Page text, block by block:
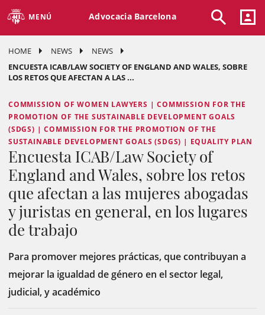
MENÚ Advocacia Barcelona
HOME NEWS
NEWS
ENCUESTA ICAB/LAW SOCIETY OF ENGLAND AND WALES, SOBRE
LOS RETOS QUE AFECTAN A LAS ...
COMMISSION OF WOMEN LAWYERS | COMMISSION FOR THE
PROMOTION OF THE SUSTAINABLE DEVELOPMENT GOALS
(SDGS) | COMMISSION FOR THE PROMOTION OF THE
SUSTAINABLE DEVELOPMENT GOALS (SDGS) | EQUALITY PLAN
Encuesta ICAB/Law Society of
England and Wales, sobre los retos
que afectan a las mujeres abogadas
y juristas en general, en los lugares
de trabajo
Para promover mejores prácticas, que contribuyan a
mejorar la igualdad de género en el sector legal,
judicial, y académico